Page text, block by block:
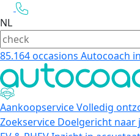
NL
85.164occasions Autocoach
AankoopserviceVolledig
Zoekservice Doelgericht naar